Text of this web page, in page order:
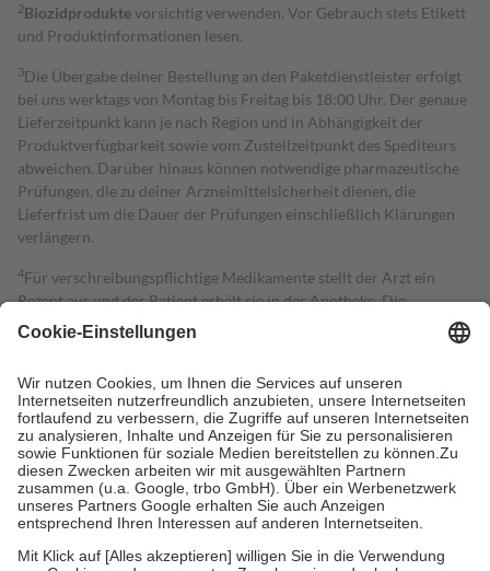
2Biozidproduktevorsichtig verwenden. Vor Gebrauch stets Etikett
und Produktinformationen lesen.
3Die Übergabe deiner Bestellung an den Paketdienstleister erfolgt
bei uns werktags von Montag bis Freitag bis 18:00 Uhr. Der genaue
Lieferzeitpunkt kann je nach Region und in Abhängigkeit der
Produktverfügbarkeit sowie vom Zustellzeitpunkt des Spediteurs
abweichen. Darüber hinaus können notwendige pharmazeutische
Prüfungen, die zu deiner Arzneimittelsicherheit dienen, die
Lieferfrist um die Dauer der Prüfungen einschließlich Klärungen
verlängern.
4Für verschreibungspflichtige Medikamente stellt der Arzt ein
Rezept aus und der Patient erhält sie in der Apotheke. Die
gesetzliche Krankenversicherung übernimmt in der Regel die
Kosten dafür, der Versicherte trägt einen Teil davon als Zuzahlung
Grundsätzlich leisten Mitglieder Zuzahlungen in Höhe von zehn
Prozent des Abgabepreises,mindestens jedochfünf Euround
höchstens zehn Euro.Es sind jedoch nie mehr als die tatsächlichen
Kosten der Leistung zu entrichten.
Diese Regeln gelten grundsätzlich auch für Online-Apotheken.
Bei Heilmitteln und häuslicher Krankenpflege beträgt die
Zuzahlung zehn Prozent der Kosten sowie zehn Euro je
Verordnung.